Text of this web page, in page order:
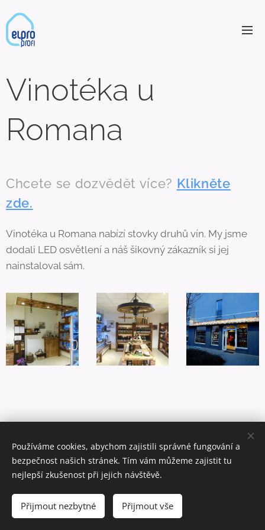
Vinotéka u
Romana
Chcete se dozvědět více? Klikněte
zde.
Vinotéka u Romana nabízí stovky druhů vín. My jsme
dodali LED osvětlení a náš šikovný zákazník si jej
nainstaloval sám.
© 2024 ELPRO profi s.r.o. Vranovská 699/33, Brno 614 00, email:
IČ: 29313481 DIČ: CZ29313481
Používáme cookies, abychom zajistili správné fungování a
bezpečnost našich stránek. Tím vám můžeme zajistit tu
nejlepší zkušenost při jejich návštěvě.
Přijmout nezbytné Přijmout vše